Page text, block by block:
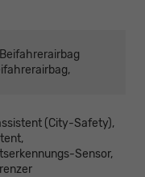
(City-Safety),
Sensor,